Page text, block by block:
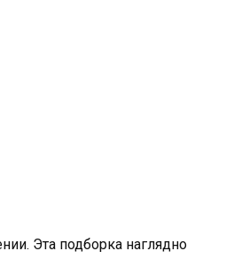
Эта подборка наглядно